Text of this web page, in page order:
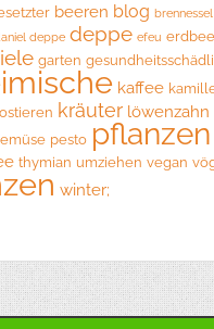
beeren blog brennessel
deppe deppe efeu
garten
kaffee
kräuter löwenzahn
pesto pflanzen
thymian umziehen vegan
winter;